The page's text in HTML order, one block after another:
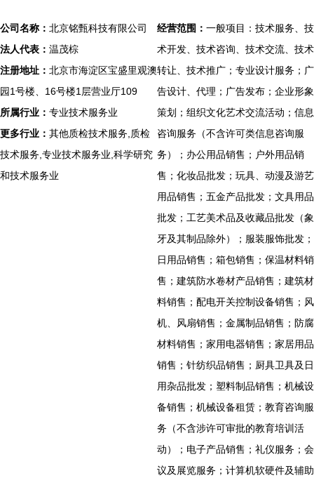
公司名称： 北京铭甄科技有限公司
法人代表： 温茂棕
注册地址： 北京市海淀区宝盛里观澳
园1号楼、16号楼1层营业厅109
所属行业： 专业技术服务业
更多行业： 其他质检技术服务,质检
技术服务,专业技术服务业,科学研究
和技术服务业
经营范围： 一般项目：技术服务、技
术开发、技术咨询、技术交流、技术
转让、技术推广；专业设计服务；广
告设计、代理；广告发布；企业形象
策划；组织文化艺术交流活动；信息
咨询服务（不含许可类信息咨询服
务）；办公用品销售；户外用品销
售；化妆品批发；玩具、动漫及游艺
用品销售；五金产品批发；文具用品
批发；工艺美术品及收藏品批发（象
牙及其制品除外）；服装服饰批发；
日用品销售；箱包销售；保温材料销
售；建筑防水卷材产品销售；建筑材
料销售；配电开关控制设备销售；风
机、风扇销售；金属制品销售；防腐
材料销售；家用电器销售；家居用品
销售；针纺织品销售；厨具卫具及日
用杂品批发；塑料制品销售；机械设
备销售；机械设备租赁；教育咨询服
务（不含涉许可审批的教育培训活
动）；电子产品销售；礼仪服务；会
议及展览服务；计算机软硬件及辅助